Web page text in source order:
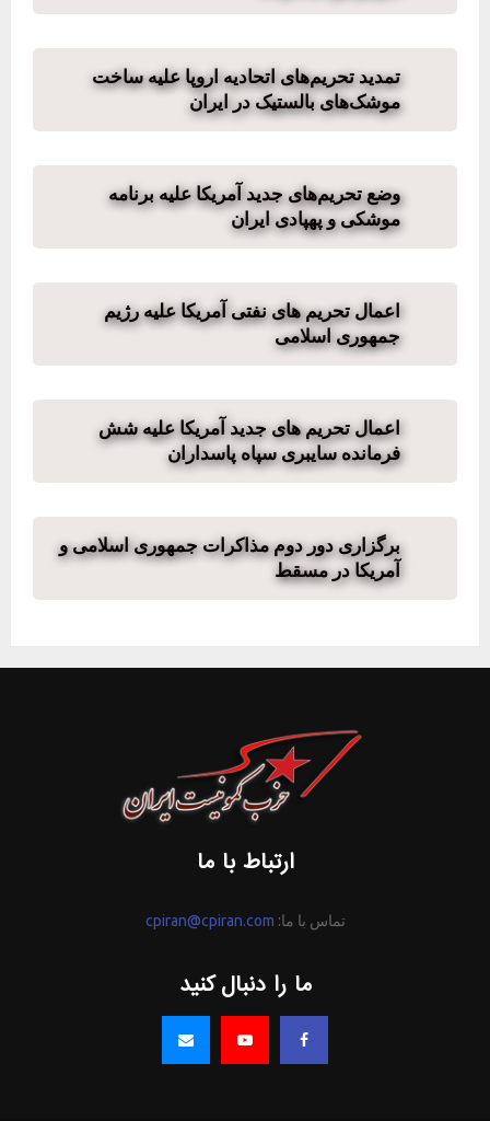
تمدید تحریم‌های اتحادیه اروپا علیه ساخت
موشک‌های بالستیک در ایران
وضع تحریم‌های جدید آمریکا علیه برنامه
موشکی و پهپادی ایران
اعمال تحریم های نفتی آمریکا علیه رژیم
جمهوری اسلامی
اعمال تحریم های جدید آمریکا علیه شش
فرمانده سایبری سپاه پاسداران
برگزاری دور دوم مذاکرات جمهوری اسلامی و
آمریکا در مسقط
ارتباط با ما
تماس با ما: cpiran@cpiran.com
ما را دنبال کنید